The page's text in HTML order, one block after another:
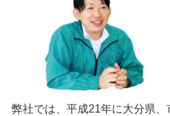
弊社では、平成21年に大分県、